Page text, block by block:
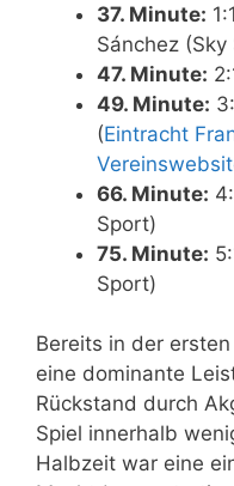
37. Minute:
Sánchez (Sky
47. Minute:
49. Minute:
(Eintracht
66. Minute:
Sport)
75. Minute:
Sport)
Bereits in der
eine dominante
Rückstand durch
Spiel innerhalb
Halbzeit war eine